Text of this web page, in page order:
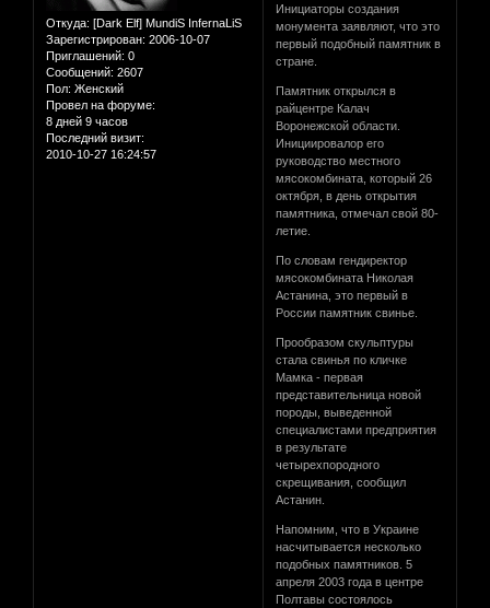
Откуда: [Dark Elf] MundiS InfernaLiS
Зарегистрирован: 2006-10-07
Приглашений: 0
Сообщений: 2607
Пол: Женский
Провел на форуме:
8 дней 9 часов
Последний визит:
2010-10-27 16:24:57
Инициаторы создания
монумента заявляют, что это
первый подобный памятник в
стране.
Памятник открылся в
райцентре Калач
Воронежской области.
Инициировалор его
руководство местного
мясокомбината, который 26
октября, в день открытия
памятника, отмечал свой 80-
летие.
По словам гендиректор
мясокомбината Николая
Астанина, это первый в
России памятник свинье.
Прообразом скульптуры
стала свинья по кличке
Мамка - первая
представительница новой
породы, выведенной
специалистами предприятия
в результате
четырехпородного
скрещивания, сообщил
Астанин.
Напомним, что в Украине
насчитывается несколько
подобных памятников. 5
апреля 2003 года в центре
Полтавы состоялось